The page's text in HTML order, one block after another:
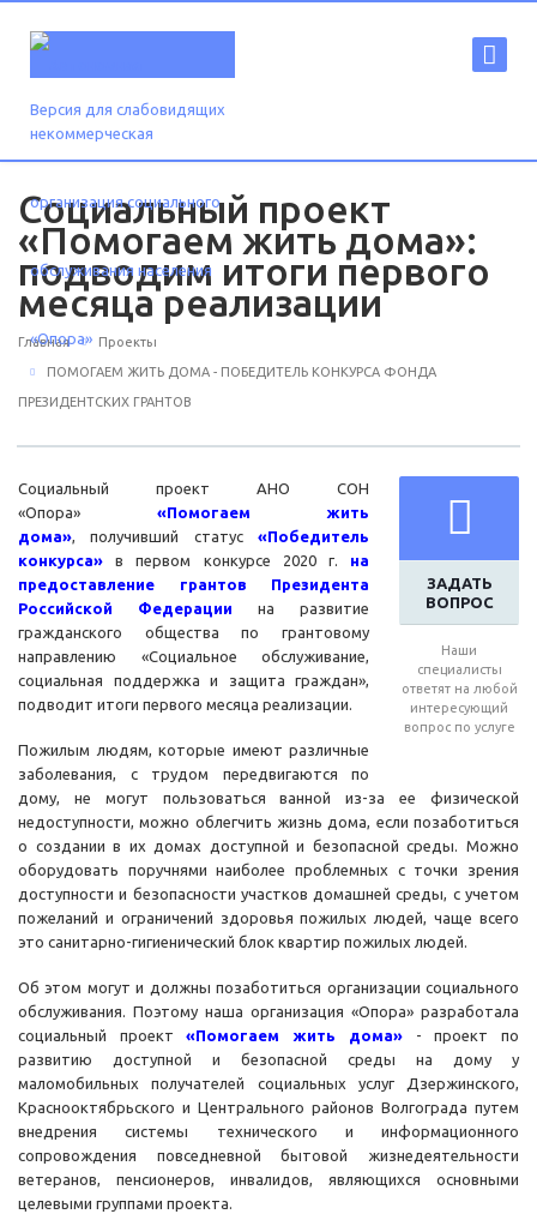
Версия для слабовидящих
Социальный проект
«Помогаем жить дома»:
подводим итоги первого
месяца реализации
Главная Проекты
ПОМОГАЕМ ЖИТЬ ДОМА - ПОБЕДИТЕЛЬ КОНКУРСА ФОНДА
ПРЕЗИДЕНТСКИХ ГРАНТОВ
ЗАДАТЬ
ВОПРОС
Наши
специалисты
ответят на любой
интересующий
вопрос по услуге
Социальный проект АНО СОН
«Опора» «Помогаем жить
дома», получивший статус «Победитель
конкурса»в первом конкурсе 2020 г. на
предоставление грантов Президента
Российской Федерации на развитие
гражданского общества по грантовому
направлению «Социальное обслуживание,
социальная поддержка и защита граждан»,
подводит итоги первого месяца реализации.
Пожилым людям, которые имеют различные
заболевания, с трудом передвигаются по
дому, не могут пользоваться ванной из-за ее физической
недоступности, можно облегчить жизнь дома, если позаботиться
о создании в их домах доступной и безопасной среды. Можно
оборудовать поручнями наиболее проблемных с точки зрения
доступности и безопасности участков домашней среды, с учетом
пожеланий и ограничений здоровья пожилых людей, чаще всего
это санитарно-гигиенический блок квартир пожилых людей.
Об этом могут и должны позаботиться организации социального
обслуживания. Поэтому наша организация «Опора» разработала
социальный проект«Помогаем жить дома»- проект по
развитию доступной и безопасной среды на дому у
маломобильных получателей социальных услуг Дзержинского,
Краснооктябрьского и Центрального районов Волгограда путем
внедрения системы технического и информационного
сопровождения повседневной бытовой жизнедеятельности
ветеранов, пенсионеров, инвалидов, являющихся основными
целевыми группами проекта.